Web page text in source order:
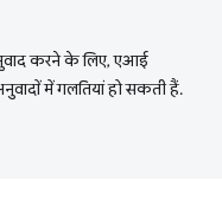
करने के लिए, एआई
में गलतियां हो सकती हैं.